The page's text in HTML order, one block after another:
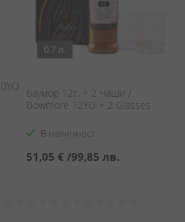
0.7 л.
Баумор 12г. + 2 Чаши /
Bowmore 12YO + 2 Glasses
В наличност
51,05 € /99,85 лв.